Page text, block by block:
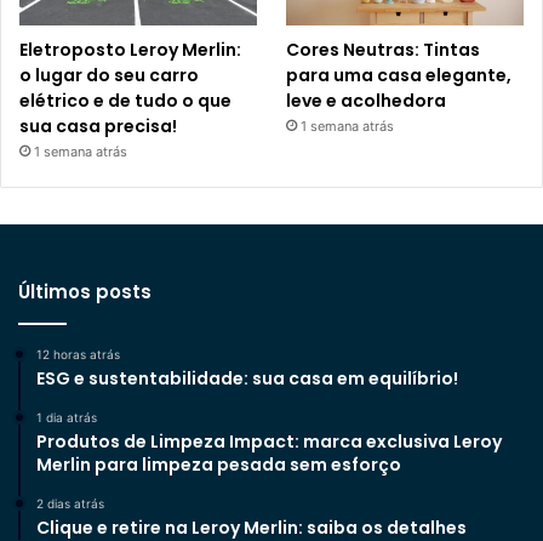
Eletroposto Leroy Merlin:
o lugar do seu carro
elétrico e de tudo o que
sua casa precisa!
1 semana atrás
Cores Neutras: Tintas
para uma casa elegante,
leve e acolhedora
1 semana atrás
Últimos posts
12 horas atrás
ESG e sustentabilidade: sua casa em equilíbrio!
1 dia atrás
Produtos de Limpeza Impact: marca exclusiva Leroy
Merlin para limpeza pesada sem esforço
2 dias atrás
Clique e retire na Leroy Merlin: saiba os detalhes